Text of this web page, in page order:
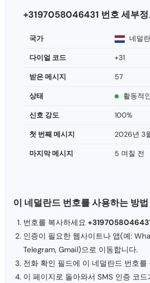
+3197058046431 번호 세부
국가 네덜
다이얼 코드 +31
받은 메시지 57
상태 활동적인
신호 강도 100%
첫 번째 메시지 2026년 3
마지막 메시지 5 며칠 전
이 네덜란드 번호를 사용하는 방법
번호를 복사하세요
인증이 필요한 웹사이트나 앱(예:
Telegram, Gmail)으로 이동합니다.
전화 확인 필드에 이 네덜란드 번호를
이 페이지로 돌아와서 SMS 인증 코